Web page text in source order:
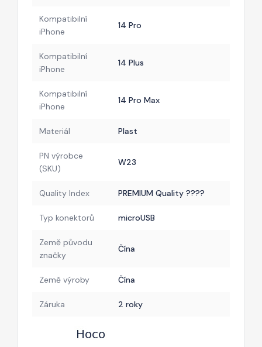
Kompatibilní
iPhone
14 Pro
Kompatibilní
iPhone
14 Plus
Kompatibilní
iPhone
14 Pro Max
Materiál Plast
PN výrobce
(SKU)
W23
Quality Index PREMIUM Quality ????
Typ konektorů microUSB
Země původu
značky
Čína
Země výroby Čína
Záruka 2 roky